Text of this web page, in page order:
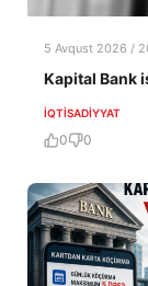
5 Avqust 2026 /
Kapital Bank
İQTISADIYYAT
0 0